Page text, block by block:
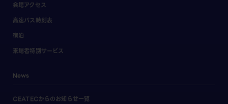
会場アクセス
高速バス時刻表
宿泊
来場者特別サービス
News
CEATECからのお知らせ一覧